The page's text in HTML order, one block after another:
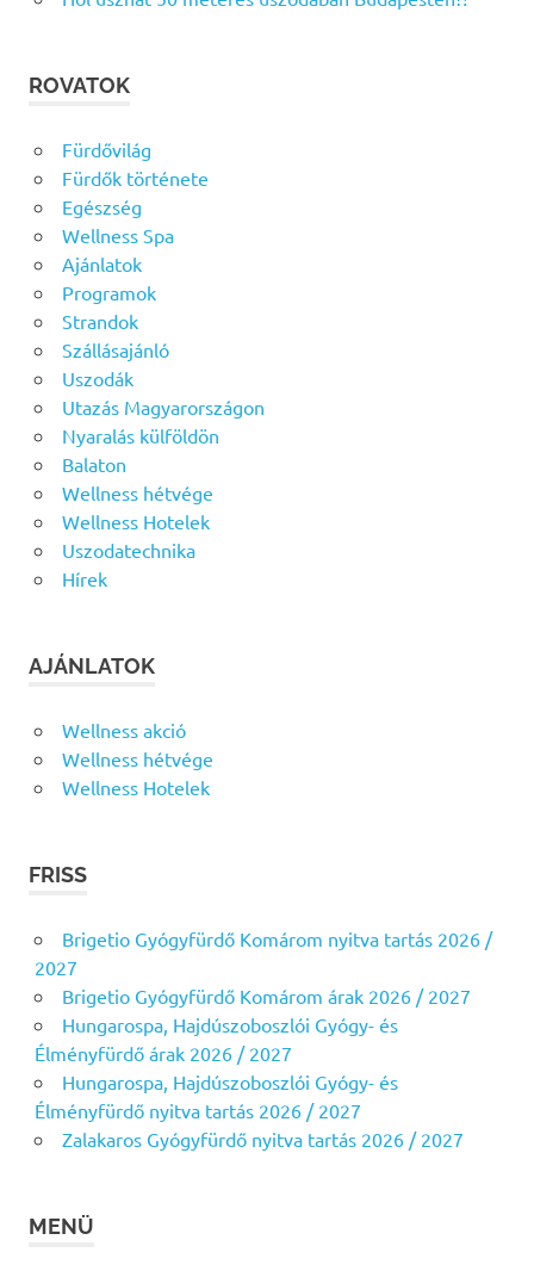
ROVATOK
Fürdővilág
Fürdők története
Egészség
Wellness Spa
Ajánlatok
Programok
Strandok
Szállásajánló
Uszodák
Utazás Magyarországon
Nyaralás külföldön
Balaton
Wellness hétvége
Wellness Hotelek
Uszodatechnika
Hírek
AJÁNLATOK
Wellness akció
Wellness hétvége
Wellness Hotelek
FRISS
Brigetio Gyógyfürdő Komárom nyitva tartás 2026 /
2027
Brigetio Gyógyfürdő Komárom árak 2026 / 2027
Hungarospa, Hajdúszoboszlói Gyógy- és
Élményfürdő árak 2026 / 2027
Hungarospa, Hajdúszoboszlói Gyógy- és
Élményfürdő nyitva tartás 2026 / 2027
Zalakaros Gyógyfürdő nyitva tartás 2026 / 2027
MENÜ